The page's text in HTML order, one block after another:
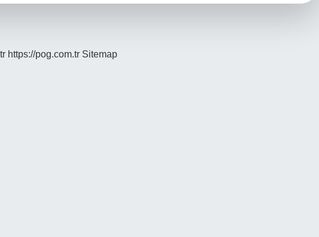
https://pog.com.tr Sitemap